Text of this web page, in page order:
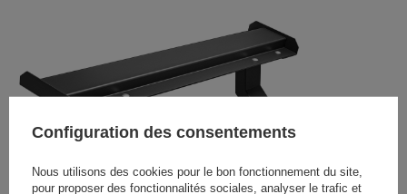
Configuration des consentements
Nous utilisons des cookies pour le bon fonctionnement du site,
pour proposer des fonctionnalités sociales, analyser le trafic et